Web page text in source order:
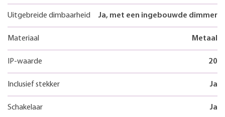
Uitgebreide dimbaarheid Ja, met een ingebouwde dimmer
Materiaal Metaal
IP-waarde 20
Inclusief stekker Ja
Schakelaar Ja